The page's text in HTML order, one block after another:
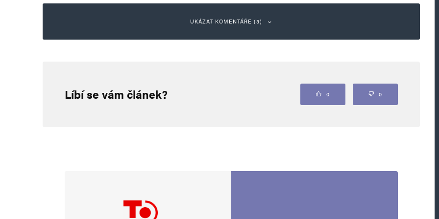
UKÁZAT KOMENTÁŘE (3)
https://www.idnes.cz/zpravy/zahranicni/australie-utok-kostel-pobodani-
Líbí se vám článek? 0 0